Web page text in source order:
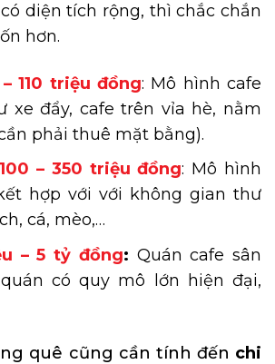
diện tích rộng, thì chắc chắn
hơn.
110 triệu đồng: Mô hình cafe
xe đẩy, cafe trên vỉa hè, nằm
phải thuê mặt bằng).
100 – 350 triệu đồng: Mô hình
hợp với với không gian thư
cá, mèo,…
– 5 tỷ đồng: Quán cafe sân
có quy mô lớn hiện đại,
quê cũng cần tính đến chi